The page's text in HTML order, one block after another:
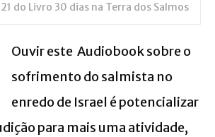
do Livro 30 dias na Terra dos Salmos
Ouvir este Audiobook sobre o
sofrimento do salmista no
enredo de Israel é potencializar
para mais uma atividade,